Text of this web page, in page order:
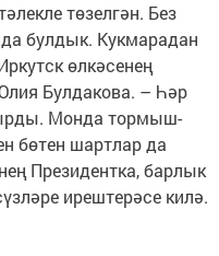
төзелгән. Без
булдык. Кукмарадан
өлкәсенең
Булдакова. – Һәр
Монда тормыш-
бөтен шартлар да
Президентка, барлык
ирештерәсе килә.